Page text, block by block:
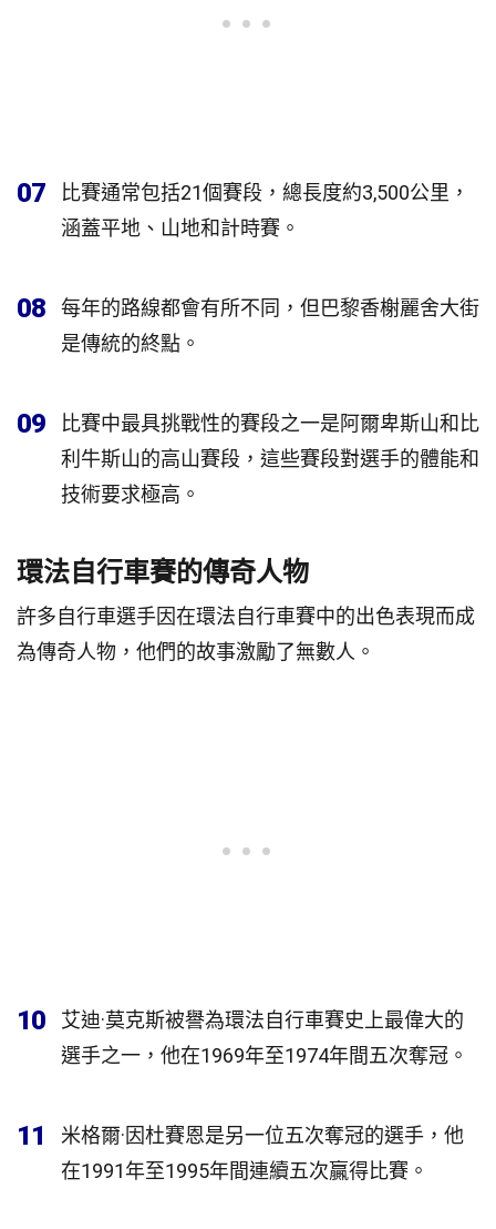
07
比賽通常包括21個賽段，總長度約3,500公里，
涵蓋平地、山地和計時賽。
08
每年的路線都會有所不同，但巴黎香榭麗舍大街
是傳統的終點。
09
比賽中最具挑戰性的賽段之一是阿爾卑斯山和比
利牛斯山的高山賽段，這些賽段對選手的體能和
技術要求極高。
環法自行車賽的傳奇人物
許多自行車選手因在環法自行車賽中的出色表現而成
為傳奇人物，他們的故事激勵了無數人。
10
艾迪·莫克斯被譽為環法自行車賽史上最偉大的
選手之一，他在1969年至1974年間五次奪冠。
11
米格爾·因杜賽恩是另一位五次奪冠的選手，他
在1991年至1995年間連續五次贏得比賽。